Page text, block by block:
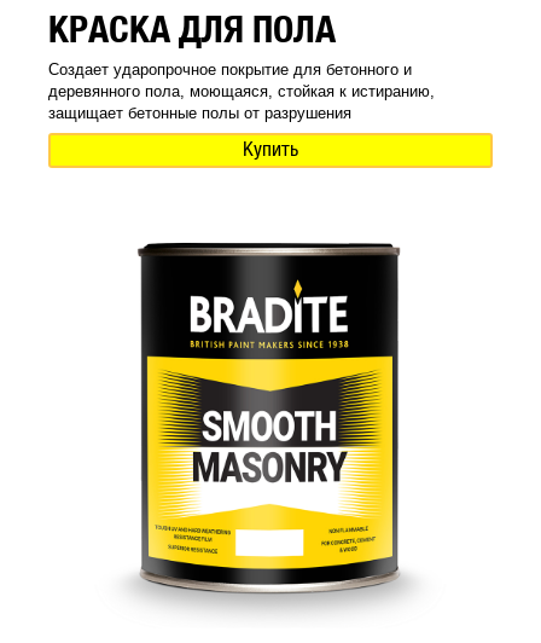
КРАСКА ДЛЯ ПОЛА
Создает ударопрочное покрытие для бетонного и
деревянного пола, моющаяся, стойкая к истиранию,
защищает бетонные полы от разрушения
Купить